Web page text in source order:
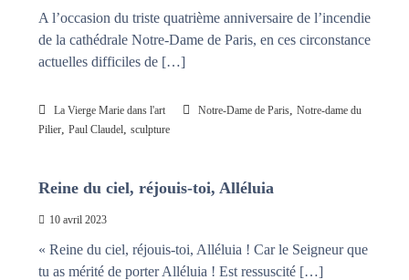
A l’occasion du triste quatrième anniversaire de l’incendie
de la cathédrale Notre-Dame de Paris, en ces circonstance
actuelles difficiles de […]
La Vierge Marie dans l'art Notre-Dame de Paris, Notre-dame du
Pilier, Paul Claudel, sculpture
Reine du ciel, réjouis-toi, Alléluia
10 avril 2023
« Reine du ciel, réjouis-toi, Alléluia ! Car le Seigneur que
tu as mérité de porter Alléluia ! Est ressuscité […]